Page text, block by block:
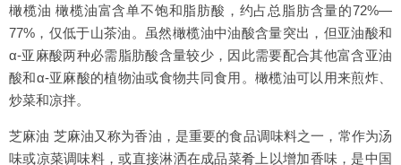
橄榄油 橄榄油富含单不饱和脂肪酸，约占总脂肪含量的72%—
77%，仅低于山茶油。虽然橄榄油中油酸含量突出，但亚油酸和
α-亚麻酸两种必需脂肪酸含量较少，因此需要配合其他富含亚油
酸和α-亚麻酸的植物油或食物共同食用。橄榄油可以用来煎炸、
炒菜和凉拌。
芝麻油 芝麻油又称为香油，是重要的食品调味料之一，常作为汤
味或凉菜调味料，或直接淋洒在成品菜肴上以增加香味，是中国